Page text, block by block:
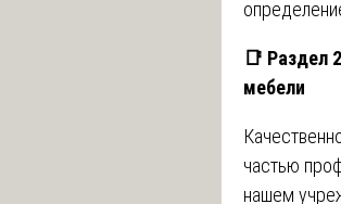
📑 Раздел
мебели
частью
нашем